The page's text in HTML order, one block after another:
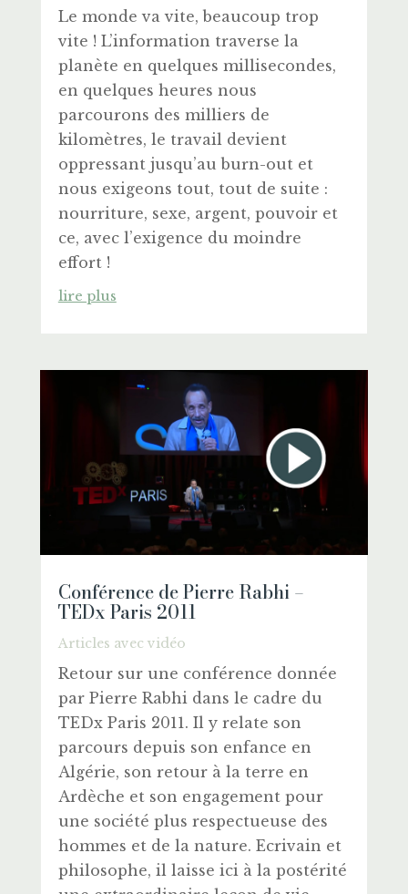
Le monde va vite, beaucoup trop
vite ! L’information traverse la
planète en quelques millisecondes,
en quelques heures nous
parcourons des milliers de
kilomètres, le travail devient
oppressant jusqu’au burn-out et
nous exigeons tout, tout de suite :
nourriture, sexe, argent, pouvoir et
ce, avec l’exigence du moindre
effort !
lire plus
Conférence de Pierre Rabhi –
TEDx Paris 2011
Articles avec vidéo
Retour sur une conférence donnée
par Pierre Rabhi dans le cadre du
TEDx Paris 2011. Il y relate son
parcours depuis son enfance en
Algérie, son retour à la terre en
Ardèche et son engagement pour
une société plus respectueuse des
hommes et de la nature. Ecrivain et
philosophe, il laisse ici à la postérité